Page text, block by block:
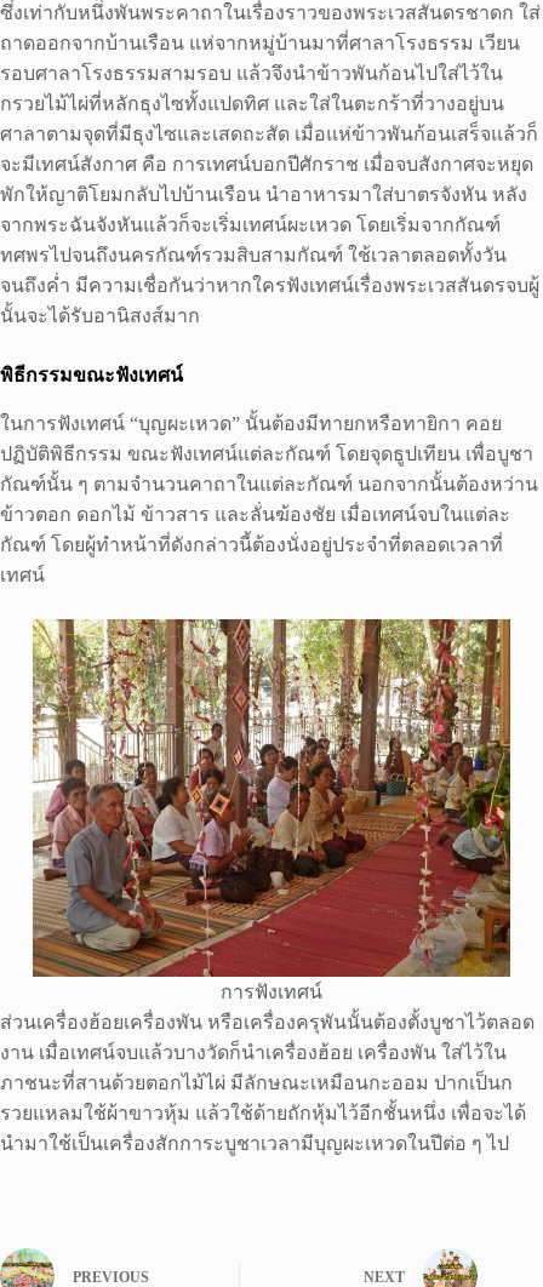
ซึ่งเท่ากับหนึ่งพันพระคาถาในเรื่องราวของพระเวสสันดรชาดก ใส่
ถาดออกจากบ้านเรือน แห่จากหมู่บ้านมาที่ศาลาโรงธรรม เวียน
รอบศาลาโรงธรรมสามรอบ แล้วจึงนำข้าวพันก้อนไปใส่ไว้ใน
กรวยไม้ไผ่ที่หลักธุงไซทั้งแปดทิศ และใส่ในตะกร้าที่วางอยู่บน
ศาลาตามจุดที่มีธุงไซและเสดถะสัด เมื่อแห่ข้าวพันก้อนเสร็จแล้วก็
จะมีเทศน์สังกาศ คือ การเทศน์บอกปีศักราช เมื่อจบสังกาศจะหยุด
พักให้ญาติโยมกลับไปบ้านเรือน นำอาหารมาใส่บาตรจังหัน หลัง
จากพระฉันจังหันแล้วก็จะเริ่มเทศน์ผะเหวด โดยเริ่มจากกัณฑ์
ทศพรไปจนถึงนครกัณฑ์รวมสิบสามกัณฑ์ ใช้เวลาตลอดทั้งวัน
จนถึงค่ำ มีความเชื่อกันว่าหากใครฟังเทศน์เรื่องพระเวสสันดรจบผู้
นั้นจะได้รับอานิสงส์มาก
พิธีกรรมขณะฟังเทศน์
ในการฟังเทศน์ “บุญผะเหวด” นั้นต้องมีทายกหรือทายิกา คอย
ปฏิบัติพิธีกรรม ขณะฟังเทศน์แต่ละกัณฑ์ โดยจุดธูปเทียน เพื่อบูชา
กัณฑ์นั้น ๆ ตามจำนวนคาถาในแต่ละกัณฑ์ นอกจากนั้นต้องหว่าน
ข้าวตอก ดอกไม้ ข้าวสาร และลั่นฆ้องชัย เมื่อเทศน์จบในแต่ละ
กัณฑ์ โดยผู้ทำหน้าที่ดังกล่าวนี้ต้องนั่งอยู่ประจำที่ตลอดเวลาที่
เทศน์
การฟังเทศน์
ส่วนเครื่องฮ้อยเครื่องพัน หรือเครื่องครุพันนั้นต้องตั้งบูชาไว้ตลอด
งาน เมื่อเทศน์จบแล้วบางวัดก็นำเครื่องฮ้อย เครื่องพัน ใส่ไว้ใน
ภาชนะที่สานด้วยตอกไม้ไผ่ มีลักษณะเหมือนกะออม ปากเป็นก
รวยแหลมใช้ผ้าขาวหุ้ม แล้วใช้ด้ายถักหุ้มไว้อีกชั้นหนึ่ง เพื่อจะได้
นำมาใช้เป็นเครื่องสักการะบูชาเวลามีบุญผะเหวดในปีต่อ ๆ ไป
PREVIOUS NEXT